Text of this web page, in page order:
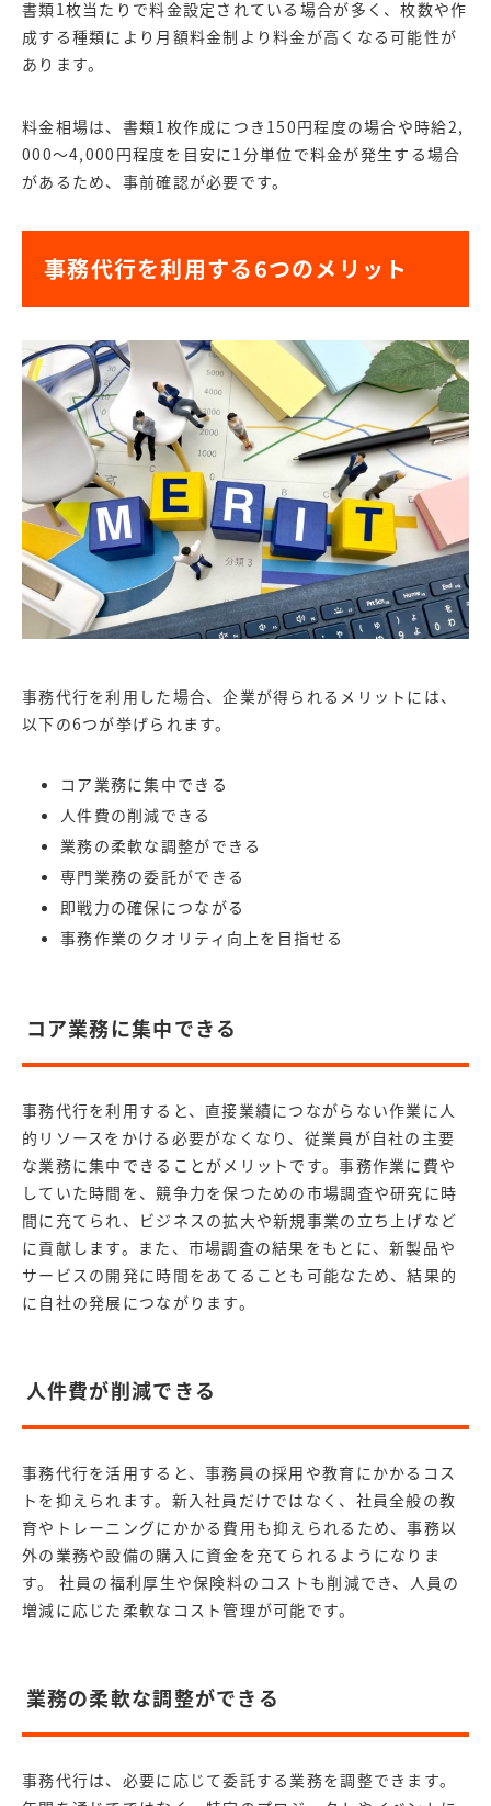
書類1枚当たりで料金設定されている場合が多く、枚数や作
成する種類により月額料金制より料金が高くなる可能性が
あります。
料金相場は、書類1枚作成につき150円程度の場合や時給2,
000～4,000円程度を目安に1分単位で料金が発生する場合
があるため、事前確認が必要です。
事務代行を利用する6つのメリット
事務代行を利用した場合、企業が得られるメリットには、
以下の6つが挙げられます。
コア業務に集中できる
人件費の削減できる
業務の柔軟な調整ができる
専門業務の委託ができる
即戦力の確保につながる
事務作業のクオリティ向上を目指せる
コア業務に集中できる
事務代行を利用すると、直接業績につながらない作業に人
的リソースをかける必要がなくなり、従業員が自社の主要
な業務に集中できることがメリットです。事務作業に費や
していた時間を、競争力を保つための市場調査や研究に時
間に充てられ、ビジネスの拡大や新規事業の立ち上げなど
に貢献します。また、市場調査の結果をもとに、新製品や
サービスの開発に時間をあてることも可能なため、結果的
に自社の発展につながります。
人件費が削減できる
事務代行を活用すると、事務員の採用や教育にかかるコス
トを抑えられます。新入社員だけではなく、社員全般の教
育やトレーニングにかかる費用も抑えられるため、事務以
外の業務や設備の購入に資金を充てられるようになりま
す。 社員の福利厚生や保険料のコストも削減でき、人員の
増減に応じた柔軟なコスト管理が可能です。
業務の柔軟な調整ができる
事務代行は、必要に応じて委託する業務を調整できます。